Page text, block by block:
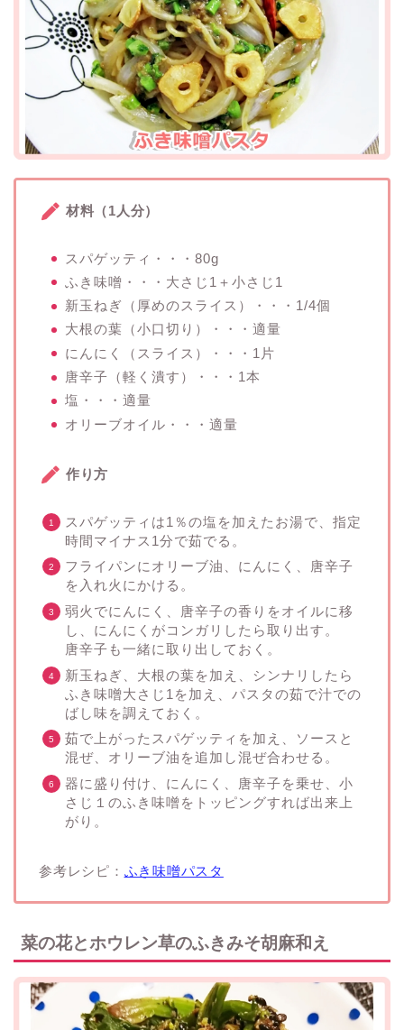
材料（1人分）
スパゲッティ・・・80g
ふき味噌・・・大さじ1＋小さじ1
新玉ねぎ（厚めのスライス）・・・1/4個
大根の葉（小口切り）・・・適量
にんにく（スライス）・・・1片
唐辛子（軽く潰す）・・・1本
塩・・・適量
オリーブオイル・・・適量
作り方
スパゲッティは1％の塩を加えたお湯で、指定
時間マイナス1分で茹でる。
フライパンにオリーブ油、にんにく、唐辛子
を入れ火にかける。
弱火でにんにく、唐辛子の香りをオイルに移
し、にんにくがコンガリしたら取り出す。
唐辛子も一緒に取り出しておく。
新玉ねぎ、大根の葉を加え、シンナリしたら
ふき味噌大さじ1を加え、パスタの茹で汁での
ばし味を調えておく。
茹で上がったスパゲッティを加え、ソースと
混ぜ、オリーブ油を追加し混ぜ合わせる。
器に盛り付け、にんにく、唐辛子を乗せ、小
さじ１のふき味噌をトッピングすれば出来上
がり。
参考レシピ： ふき味噌パスタ
菜の花とホウレン草のふきみそ胡麻和え